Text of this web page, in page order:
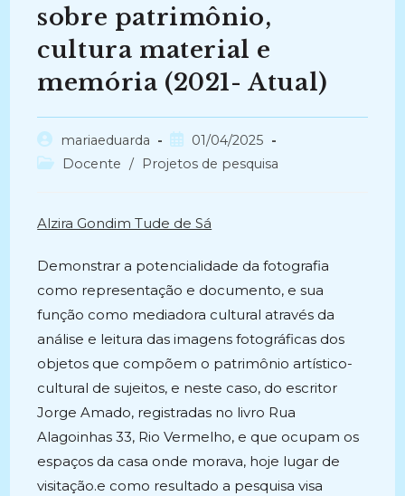
sobre patrimônio,
cultura material e
memória (2021- Atual)
Autor
do
mariaeduarda
Post
publicado:
01/04/2025
Categoria
Docente / Projetos de pesquisa
Alzira Gondim Tude de Sá
Demonstrar a potencialidade da fotografia
como representação e documento, e sua
função como mediadora cultural através da
análise e leitura das imagens fotográficas dos
objetos que compõem o patrimônio artístico-
cultural de sujeitos, e neste caso, do escritor
Jorge Amado, registradas no livro Rua
Alagoinhas 33, Rio Vermelho, e que ocupam os
espaços da casa onde morava, hoje lugar de
visitação.e como resultado a pesquisa visa